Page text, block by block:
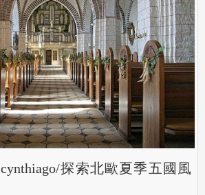
cynthiago/探索北歐夏季五國風